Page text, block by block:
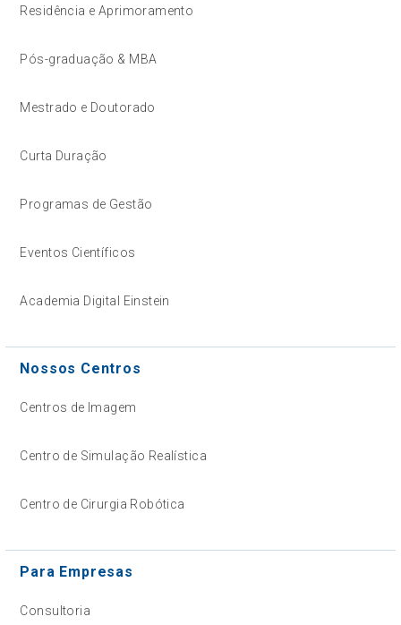
Residência e Aprimoramento
Pós-graduação & MBA
Mestrado e Doutorado
Curta Duração
Programas de Gestão
Eventos Científicos
Academia Digital Einstein
Nossos Centros
Centros de Imagem
Centro de Simulação Realística
Centro de Cirurgia Robótica
Para Empresas
Consultoria